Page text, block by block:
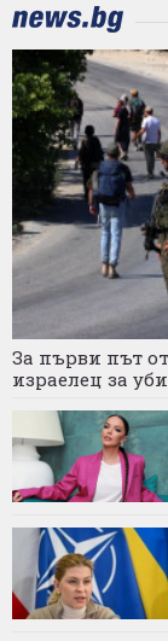
За първи път
израелец за